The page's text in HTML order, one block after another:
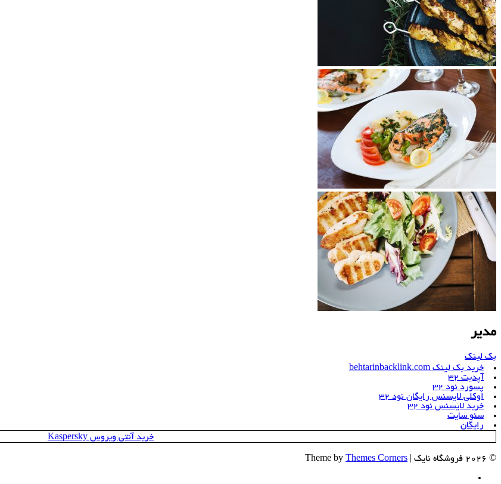
مدیر
بک لینک
خرید بک لینک behtarinbacklink.com
آپدیت 32
پسورد نود 32
اوکلی لایسنس رایگان نود 32
خرید لایسنس نود 32
سئو سایت
رایگان
خرید آنتی ویروس Kaspersky
© 2026 فروشگاه نایک | Theme by Themes Corners